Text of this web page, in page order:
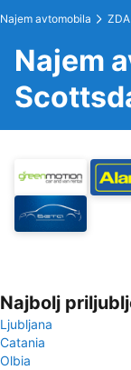
Najem avtomobila ZDA
Najem
Najbolj
Ljubljana
Catania
Olbia